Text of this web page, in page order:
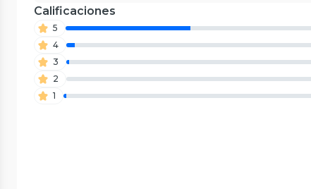
Calificaciones
5
4
3
2
1